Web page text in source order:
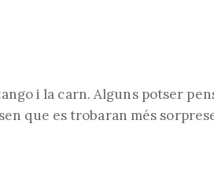
i la carn. Alguns potser
que es trobaran més